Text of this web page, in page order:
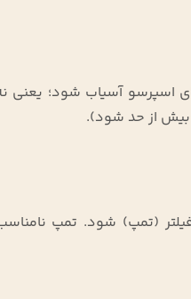
اسپرسو آسیاب شود؛ یعنی
بیش از حد شود).
(تمپ) شود. تمپ